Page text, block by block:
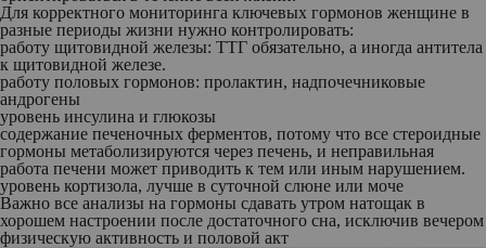
Для корректного мониторинга ключевых гормонов женщине в
разные периоды жизни нужно контролировать:
работу щитовидной железы: ТТГ обязательно, а иногда антитела
к щитовидной железе.
работу половых гормонов: пролактин, надпочечниковые
андрогены
уровень инсулина и глюкозы
содержание печеночных ферментов, потому что все стероидные
гормоны метаболизируются через печень, и неправильная
работа печени может приводить к тем или иным нарушением.
уровень кортизола, лучше в суточной слюне или моче
Важно все анализы на гормоны сдавать утром натощак в
хорошем настроении после достаточного сна, исключив вечером
физическую активность и половой акт